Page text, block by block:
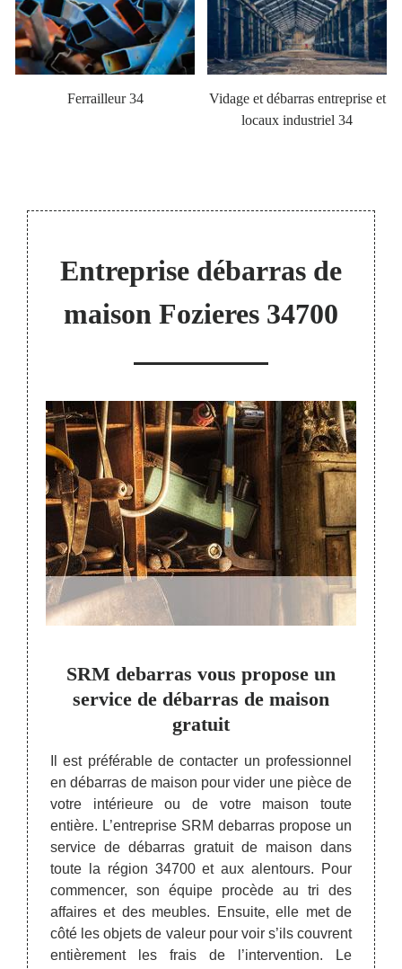
Ferrailleur 34
Vidage et débarras entreprise et
locaux industriel 34
Entreprise débarras de
maison Fozieres 34700
la
dans
Les
SRM debarras vous propose un
service de débarras de maison
gratuit
Il est préférable de contacter un professionnel
en débarras de maison pour vider une pièce de
votre intérieure ou de votre maison toute
entière. L’entreprise SRM debarras propose un
service de débarras gratuit de maison dans
toute la région 34700 et aux alentours. Pour
commencer, son équipe procède au tri des
affaires et des meubles. Ensuite, elle met de
côté les objets de valeur pour voir s’ils couvrent
entièrement les frais de l’intervention. Le
aux